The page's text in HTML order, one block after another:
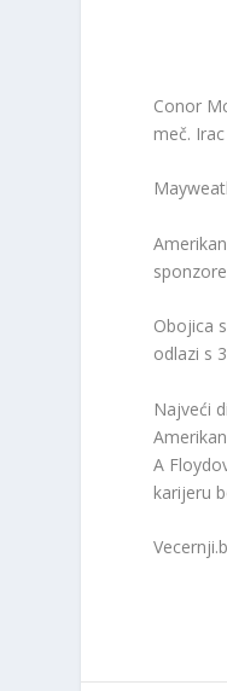
Conor
meč.
Obojica
odlazi s
Najveći
A
karijeru